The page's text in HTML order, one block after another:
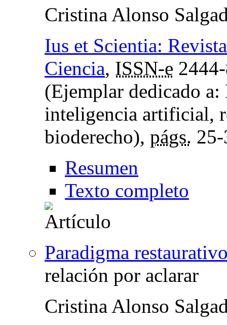
Cristina Alonso
Ius et Scientia:
Ciencia, ISSN-e
(Ejemplar dedicado
inteligencia artificial,
bioderecho), págs.
Resumen
Texto completo
Paradigma
relación por aclarar
Cristina Alonso